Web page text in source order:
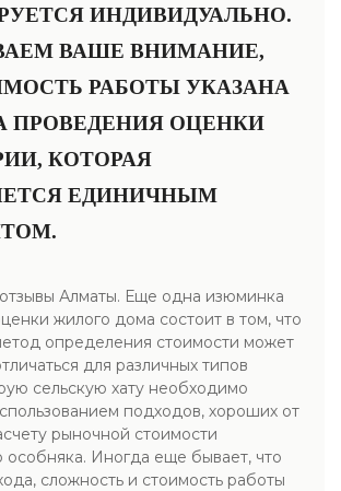
ИНДИВИДУАЛЬНО.
ВАШЕ ВНИМАНИЕ,
РАБОТЫ УКАЗАНА
ПРОВЕДЕНИЯ ОЦЕНКИ
КОТОРАЯ
ЕДИНИЧНЫМ
Алматы. Еще одна изюминка
жилого дома состоит в том, что
определения стоимости может
для различных типов
сельскую хату необходимо
подходов, хороших от
рыночной стоимости
особняка. Иногда еще бывает, что
сложность и стоимость работы